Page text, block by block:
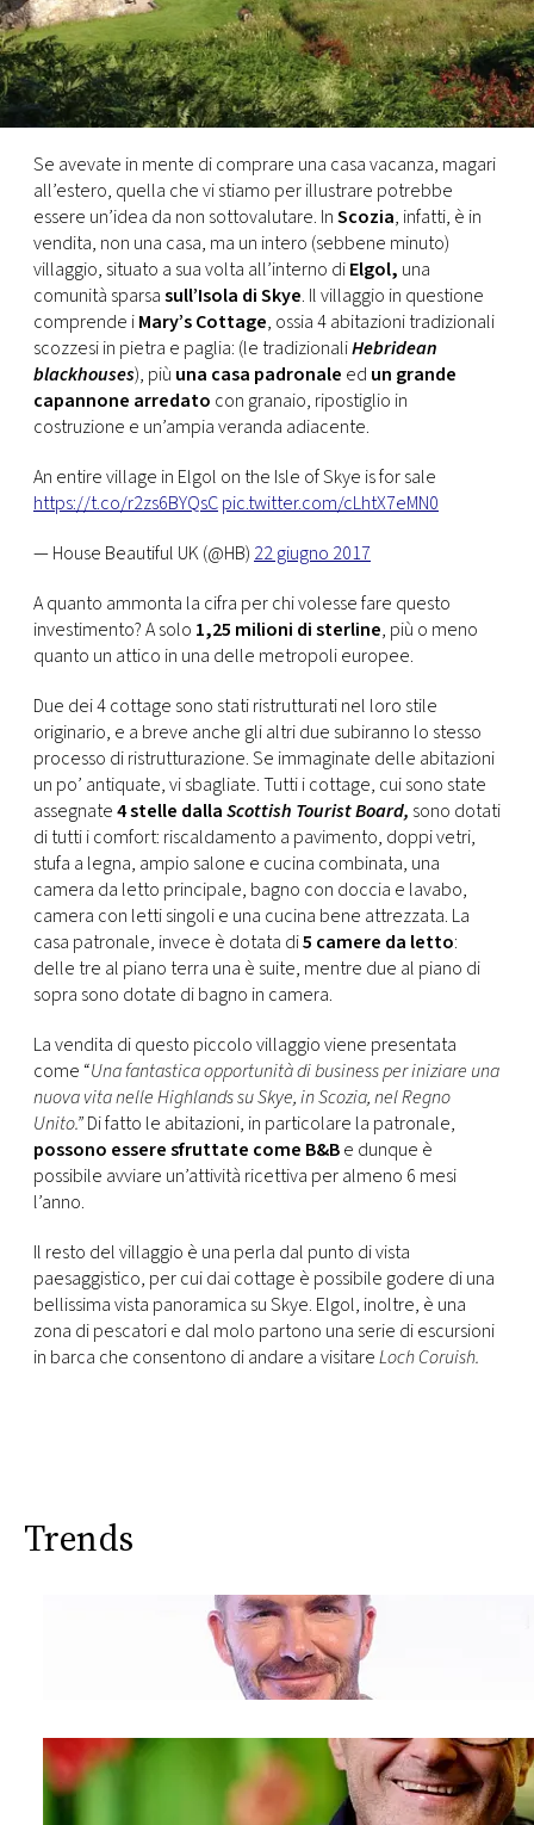
TV
PRINCIPATO
DI
MONACO
RMC
CONSIGLIA
Se avevate in mente di comprare una casa vacanza, magari
all’estero, quella che vi stiamo per illustrare potrebbe
essere un’idea da non sottovalutare. InScozia, infatti, è in
vendita, non una casa, ma un intero (sebbene minuto)
villaggio, situato a sua volta all’interno diElgol, una
comunità sparsasull’Isola di Skye. Il villaggio in questione
comprende iMary’s Cottage, ossia 4 abitazioni tradizionali
scozzesi in pietra e paglia: (le tradizionaliHebridean
blackhouses), più una casa padronale ed un grande
capannone arredato con granaio, ripostiglio in
costruzione e un’ampia veranda adiacente.
An entire village in Elgol on the Isle of Skye is for sale
https://t.co/r2zs6BYQsCpic.twitter.com/cLhtX7eMN0
— House Beautiful UK (@HB) 22 giugno 2017
A quanto ammonta la cifra per chi volesse fare questo
investimento? A solo 1,25 milioni di sterline, più o meno
quanto un attico in una delle metropoli europee.
Due dei 4 cottage sono stati ristrutturati nel loro stile
originario, e a breve anche gli altri due subiranno lo stesso
processo di ristrutturazione. Se immaginate delle abitazioni
un po’ antiquate, vi sbagliate. Tutti i cottage, cui sono state
assegnate4 stelle dallaScottish Tourist Board, sono dotati
di tutti i comfort: riscaldamento a pavimento, doppi vetri,
stufa a legna, ampio salone e cucina combinata, una
camera da letto principale, bagno con doccia e lavabo,
camera con letti singoli e una cucina bene attrezzata. La
casa patronale, invece è dotata di5 camere da letto:
delle tre al piano terra una è suite, mentre due al piano di
sopra sono dotate di bagno in camera.
La vendita di questo piccolo villaggio viene presentata
come “Una fantastica opportunità di business per iniziare una
nuova vita nelle Highlands su Skye, in Scozia, nel Regno
Unito.”Di fatto le abitazioni, in particolare la patronale,
possono essere sfruttate come B&Be dunque è
possibile avviare un’attività ricettiva per almeno 6 mesi
l’anno.
Il resto del villaggio è una perla dal punto di vista
paesaggistico, per cui dai cottage è possibile godere di una
bellissima vista panoramica su Skye. Elgol, inoltre, è una
zona di pescatori e dal molo partono una serie di escursioni
in barca che consentono di andare a visitareLoch Coruish.
Trends